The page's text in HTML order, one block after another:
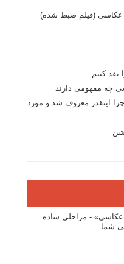
عکاسی (فیلم ضبط شده)
کنیم
چه مفهومی دارند
اینقدر معروف شد و مورد
- مراحلی ساده
شما